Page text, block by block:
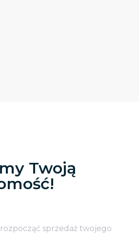
Twoją
sprzedaż twojego